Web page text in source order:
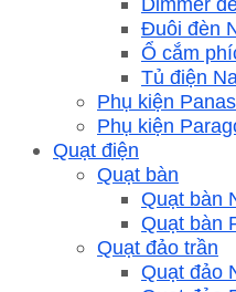
Đuôi đèn
Ổ cắm
Tủ điện
Phụ kiện
Phụ kiện
Quạt điện
Quạt bàn
Quạt bàn
Quạt bàn
Quạt đảo trần
Quạt đảo